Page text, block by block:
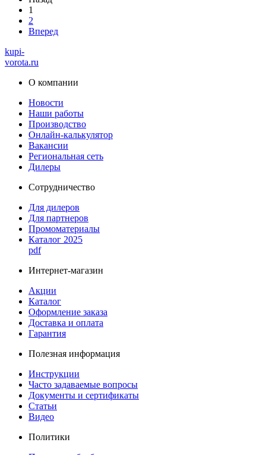
1
2
Вперед
kupi-
vorota.ru
О компании
Новости
Наши работы
Производство
Онлайн-калькулятор
Вакансии
Региональная сеть
Дилеры
Сотрудничество
Для дилеров
Для партнеров
Промоматериалы
Каталог 2025
pdf
Интернет-магазин
Акции
Каталог
Оформление заказа
Доставка и оплата
Гарантия
Полезная информация
Инструкции
Часто задаваемые вопросы
Документы и сертификаты
Статьи
Видео
Политики